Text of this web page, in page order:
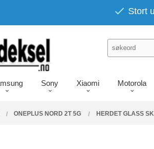
Stort
Sony Xiaomi Motorola
ONEPLUS NORD 2T 5G HERDET GLASS